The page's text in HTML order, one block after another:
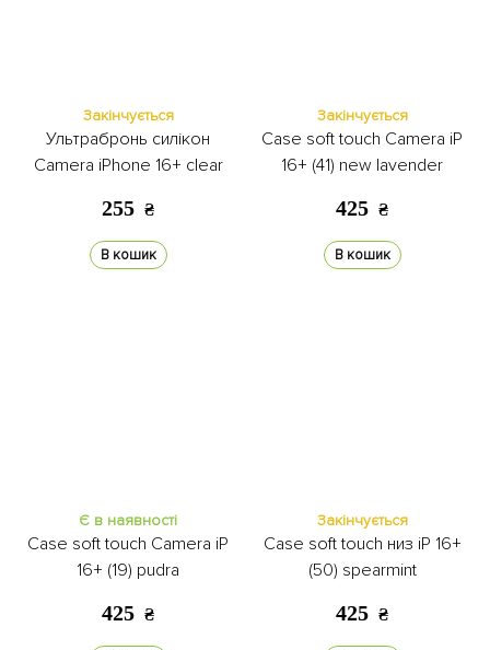
Закінчується
Ультрабронь силікон
Camera iPhone 16+ clear
255 ₴
В кошик
Закінчується
Case soft touch Camera iP
16+ (41) new lavender
425 ₴
В кошик
Є в наявності
Case soft touch Camera iP
16+ (19) pudra
425 ₴
Закінчується
Case soft touch низ iP 16+
(50) spearmint
425 ₴